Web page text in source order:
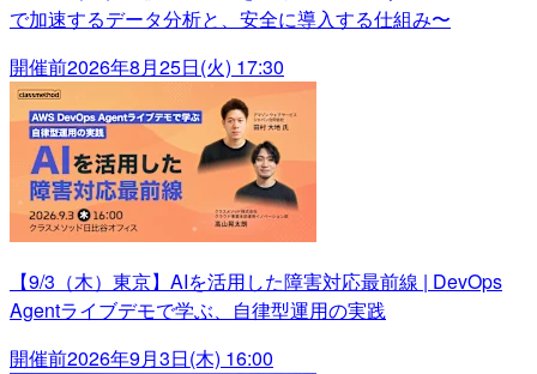
で加速するデータ分析と、安全に導入する仕組み〜
開催前2026年8月25日(火) 17:30
【9/3（木）東京】AIを活用した障害対応最前線 | DevOps
Agentライブデモで学ぶ、自律型運用の実践
開催前2026年9月3日(木) 16:00